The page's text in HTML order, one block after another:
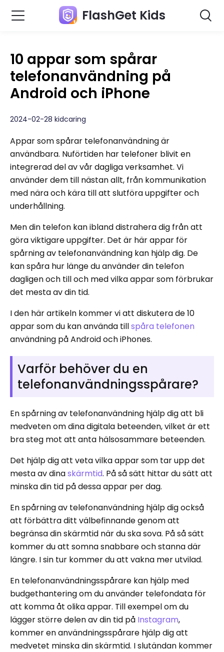
FlashGet Kids
10 appar som spårar
telefonanvändning på
Android och iPhone
2024-02-28 kidcaring
Appar som spårar telefonanvändning är
användbara. Nuförtiden har telefoner blivit en
integrerad del av vår dagliga verksamhet. Vi
använder dem till nästan allt, från kommunikation
med nära och kära till att slutföra uppgifter och
underhållning.
Men din telefon kan ibland distrahera dig från att
göra viktigare uppgifter. Det är här appar för
spårning av telefonanvändning kan hjälp dig. De
kan spåra hur länge du använder din telefon
dagligen och till och med vilka appar som förbrukar
det mesta av din tid.
I den här artikeln kommer vi att diskutera de 10
appar som du kan använda tillspåra telefonen
användning på Android och iPhones.
Varför behöver du en
telefonanvändningsspårare?
En spårning av telefonanvändning hjälp dig att bli
medveten om dina digitala beteenden, vilket är ett
bra steg mot att anta hälsosammare beteenden.
Det hjälp dig att veta vilka appar som tar upp det
mesta av dinaskärmtid. På så sätt hittar du sätt att
minska din tid på dessa appar per dag.
En spårning av telefonanvändning hjälp dig också
att förbättra ditt välbefinnande genom att
begränsa din skärmtid när du ska sova. På så sätt
kommer du att somna snabbare och stanna där
längre. I sin tur kommer du att vakna mer utvilad.
En telefonanvändningsspårare kan hjälp med
budgethantering om du använder telefondata för
att komma åt olika appar. Till exempel om du
lägger större delen av din tid på Instagram,
kommer en användningsspårare hjälp dig att
medvetet minska din skärmtid. I slutändan kommer